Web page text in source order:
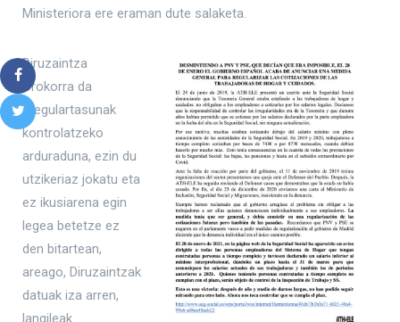
Ministeriora ere eraman dute salaketa.
Diruzaintza
Orokorra da
irregulartasunak
kontrolatzeko
arduraduna, ezin du
utzikeriaz jokatu eta
ez ikusiarena egin
legea betetze ez
den bitartean,
areago, Diruzaintzak
datuak iza arren,
langileak